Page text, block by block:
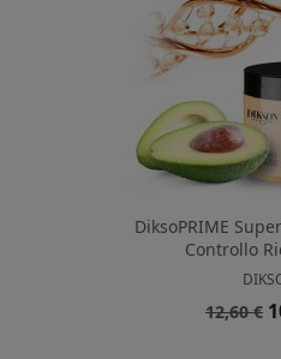
DiksoPRIME
Controllo
Prezzo
12,60 €